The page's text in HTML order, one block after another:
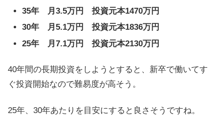
35年 月3.5万円 投資元本1470万円
30年 月5.1万円 投資元本1836万円
25年 月7.1万円 投資元本2130万円
40年間の長期投資をしようとすると、新卒で働いてす
ぐ投資開始なので難易度が高そう。
25年、30年あたりを目安にすると良さそうですね。